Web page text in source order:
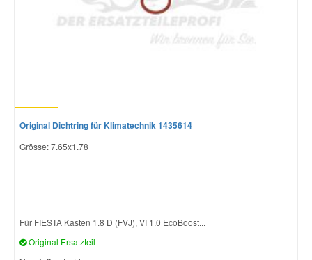
Original Dichtring für Klimatechnik 1435614
Grösse: 7.65x1.78
Für FIESTA Kasten 1.8 D (FVJ), VI 1.0 EcoBoost...
Original Ersatzteil